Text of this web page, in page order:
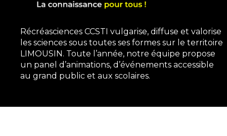
Récréasciences CCSTI vulgarise, diffuse et valorise
les sciences sous toutes ses formes sur le territoire
LIMOUSIN. Toute l’année, notre équipe propose
un panel d’animations, d’événements accessible
au grand public et aux scolaires.